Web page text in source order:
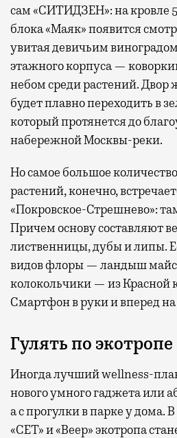
сам «СИТИДЗЕН»: на кровле
блока «Маяк» появится
увитая девичьим
этажного корпуса —
небом среди растений. Двор
будет плавно переходить в
который протянется до
набережной Москвы-реки.
Но самое большое
растений, конечно,
«Покровское-Стрешнево»:
Причем основу составляют
лиственницы, дубы и липы.
видов флоры — ландыш
колокольчики — из Красной
Смартфон в руки и вперед
Гулять по экотропе
Иногда лучший wellness-
нового умного гаджета или
а с прогулки в парке у дома.
«СЕТ» и «Веер» экотропа